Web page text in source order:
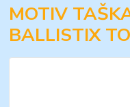
MOTIV
BALLISTIX